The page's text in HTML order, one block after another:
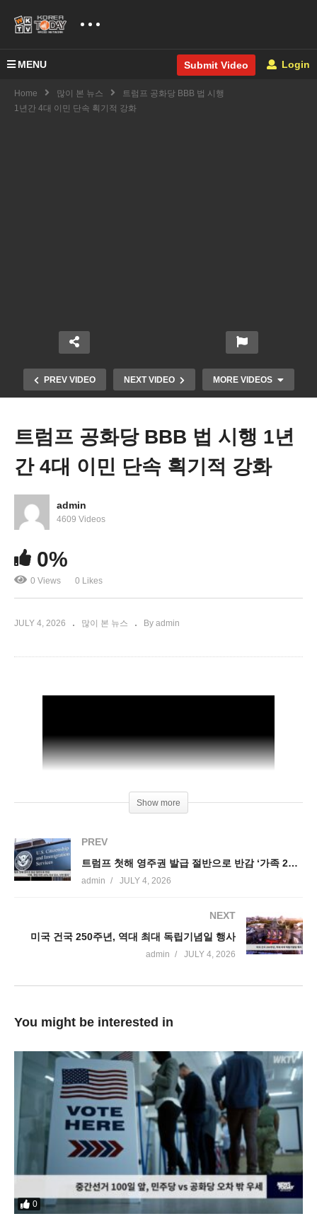
MENU Submit Video Login
Home 많이 본 뉴스
트럼프 공화당 BBB 법 시행
1년간 4대 이민 단속 획기적 강화
PREV VIDEO NEXT VIDEO MORE VIDEOS
062826 WKTV 워싱턴 뉴스투데이(트럼프 이민)
트럼프 공화당 BBB 법 시행 1년
간 4대 이민 단속 획기적 강화
admin
4609 Videos
0%
0 Views 0 Likes
JULY 4, 2026 많이 본 뉴스 By admin
Show more
PREV
트럼프 첫해 영주권 발급 절반으로 반감 ‘가족 22%, 취업 27%, 난민 99% 축소’
admin JULY 4, 2026
NEXT
미국 건국 250주년, 역대 최대 독립기념일 행사
admin JULY 4, 2026
You might be interested in
0